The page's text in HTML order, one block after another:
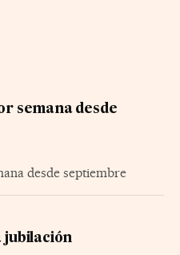
semana desde
desde septiembre
jubilación